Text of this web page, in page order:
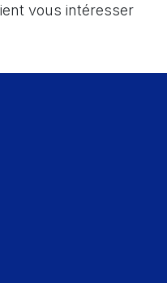
vous intéresser